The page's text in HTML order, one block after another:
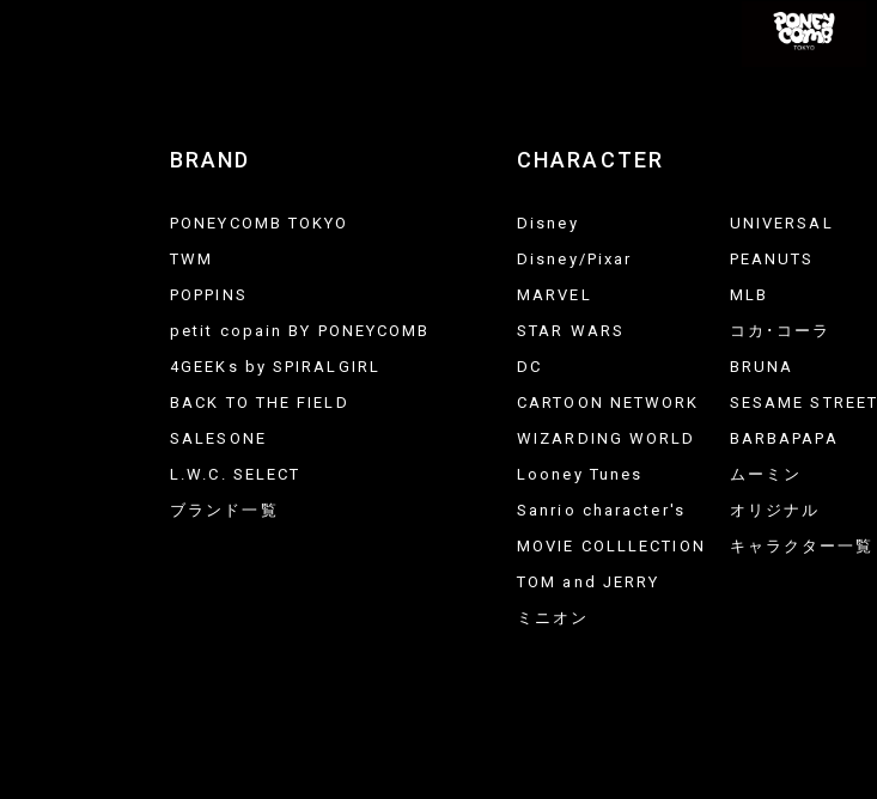
BRAND
PONEYCOMB TOKYO
TWM
POPPINS
petit copain BY PONEYCOMB
4GEEKs by SPIRALGIRL
BACK TO THE FIELD
SALESONE
L.W.C. SELECT
ブランド一覧
CHARACTER
Disney
Disney/Pixar
MARVEL
STAR WARS
DC
CARTOON NETWORK
WIZARDING WORLD
Looney Tunes
Sanrio character's
MOVIE COLLLECTION
TOM and JERRY
ミニオン
UNIVERSAL
PEANUTS
MLB
コカ･コーラ
BRUNA
SESAME STREET
BARBAPAPA
ムーミン
オリジナル
キャラクター一覧